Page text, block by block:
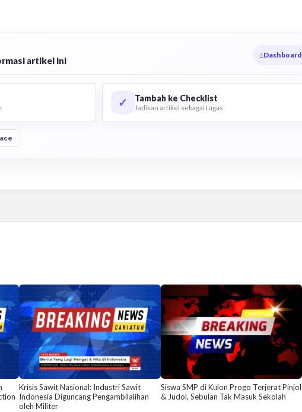
artikel ini ⌂Dashboard
✓ Tambah ke Checklist
Jadikan artikel sebagai tugas
Krisis Sawit Nasional: Industri Sawit
Indonesia Diguncang Pengambilalihan
oleh Militer
Siswa SMP di Kulon Progo Terjerat Pinjol
& Judol, Sebulan Tak Masuk Sekolah